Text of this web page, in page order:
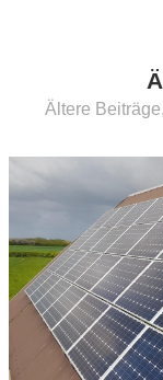
Ältere